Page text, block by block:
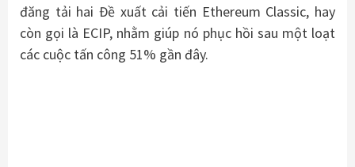
đăng tải hai Đề xuất cải tiến Ethereum Classic, hay
còn gọi là ECIP, nhằm giúp nó phục hồi sau một loạt
các cuộc tấn công 51% gần đây.